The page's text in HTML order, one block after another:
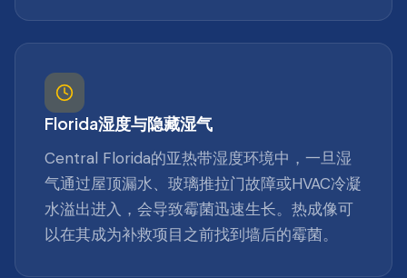
Florida湿度与隐藏湿气
Central Florida的亚热带湿度环境中，一旦湿
气通过屋顶漏水、玻璃推拉门故障或HVAC冷凝
水溢出进入，会导致霉菌迅速生长。热成像可
以在其成为补救项目之前找到墙后的霉菌。